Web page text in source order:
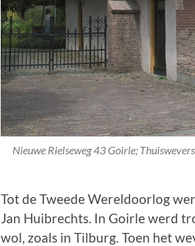
Nieuwe Rielseweg 43 Goirle;
Tot de Tweede Wereldoorlog
Jan Huibrechts. In Goirle werd
wol, zoals in Tilburg. Toen het